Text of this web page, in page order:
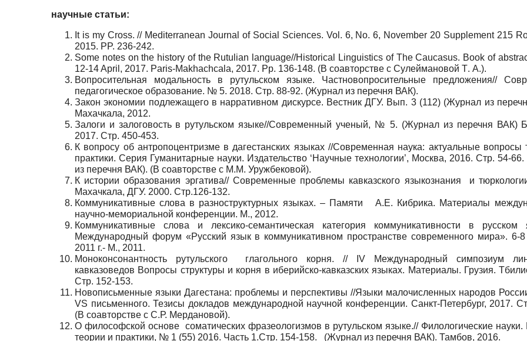
научные статьи:
It is my Cross. // Мediterranean Journal of Social Sciences. Vol. 6, No. 6, November 20 Supplement 215
2015. PP. 236-242.
Some notes on the history of the Rutulian language//Historical Linguistics of The Caucasus. Book of
12-14 April, 2017. Paris-Makhachcala, 2017. Pp. 136-148. (В соавторстве с Сулеймановой Т. А.).
Вопросительная модальность в рутульском языке. Частновопросительные предложения//
педагогическое образование. № 5. 2018. Стр. 88-92. (Журнал из перечня ВАК).
Закон экономии подлежащего в нарративном дискурсе. Вестник ДГУ. Вып. 3 (112) (Журнал из
Махачкала, 2012.
Залоги и залоговость в рутульском языке//Современный ученый, № 5. (Журнал из перечня ВАК)
2017. Стр. 450-453.
К вопросу об антропоцентризме в дагестанских языках //Современная наука: актуальные вопросы
практики. Серия Гуманитарные науки. Издательство ‘Научные технологии’, Москва, 2016. Стр. 54-
из перечня ВАК). (В соавторстве с М.М. Уружбековой).
К истории образования эргатива// Современные проблемы кавказского языкознания
и
Махачкала, ДГУ. 2000. Стр.126-132.
Коммуникативные слова в разноструктурных языках. – Памяти
А.Е. Кибрика. Материалы
научно-мемориальной конференции. М., 2012.
Коммуникативные слова и лексико-семантическая категория коммуникативности в
Международный форум «Русский язык в коммуникативном пространстве современного мира». 6-8
2011 г.- М., 2011.
Моноконсонантность рутульского
глагольного корня. // IV Международный симпозиум
кавказоведов Вопросы структуры и корня в иберийско-кавказских языках. Материалы. Грузия.
Стр. 152-153.
Новописьменные языки Дагестана: проблемы и перспективы //Языки малочисленных народов
VS письменного. Тезисы докладов международной научной конференции. Санкт-Петербург, 2017.
(В соавторстве с С.Р. Мердановой).
О философской основе соматических фразеологизмов в рутульском языке.// Филологические
теории и практики, № 1 (55) 2016. Часть 1.Стр. 154-158.
(Журнал из перечня ВАК). Тамбов, 2016.